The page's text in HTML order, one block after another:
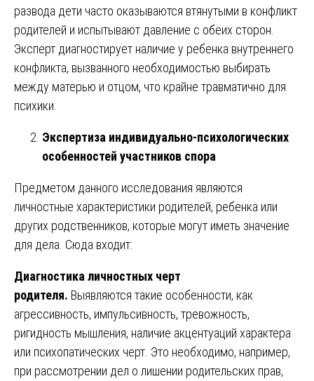
развода дети часто оказываются втянутыми в конфликт
родителей и испытывают давление с обеих сторон.
Эксперт диагностирует наличие у ребенка внутреннего
конфликта, вызванного необходимостью выбирать
между матерью и отцом, что крайне травматично для
психики.
Экспертиза индивидуально-психологических
особенностей участников спора
Предметом данного исследования являются
личностные характеристики родителей, ребенка или
других родственников, которые могут иметь значение
для дела. Сюда входит:
Диагностика личностных черт
родителя. Выявляются такие особенности, как
агрессивность, импульсивность, тревожность,
ригидность мышления, наличие акцентуаций характера
или психопатических черт. Это необходимо, например,
при рассмотрении дел о лишении родительских прав,